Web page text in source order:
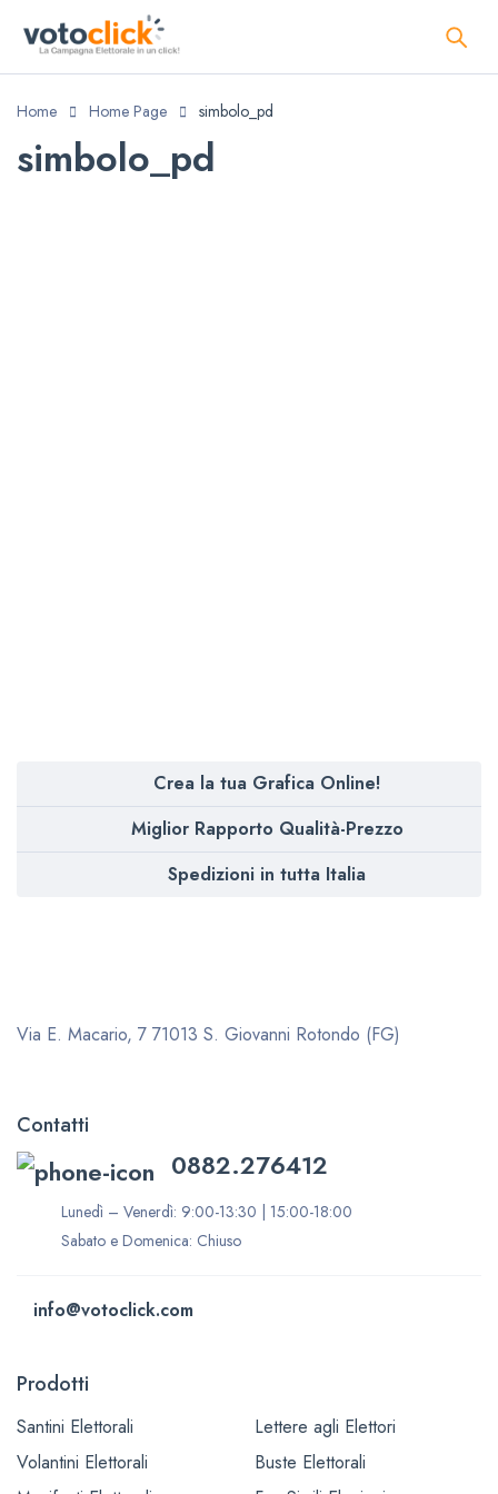
Home Home Page simbolo_pd
simbolo_pd
Crea la tua Grafica Online!
Miglior Rapporto Qualità-Prezzo
Spedizioni in tutta Italia
Via E. Macario, 7 71013 S. Giovanni Rotondo (FG)
Contatti
0882.276412
Lunedì – Venerdì: 9:00-13:30 | 15:00-18:00
Sabato e Domenica: Chiuso
info@votoclick.com
Prodotti
Santini Elettorali
Volantini Elettorali
Lettere agli Elettori
Buste Elettorali